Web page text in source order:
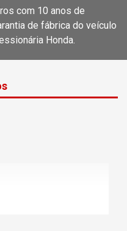
com 10 anos de
de fábrica do veículo
Honda.